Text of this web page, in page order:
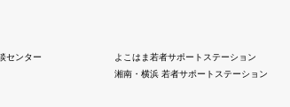
センター
よこはま若者サポートステーション
湘南・横浜 若者サポートステーション